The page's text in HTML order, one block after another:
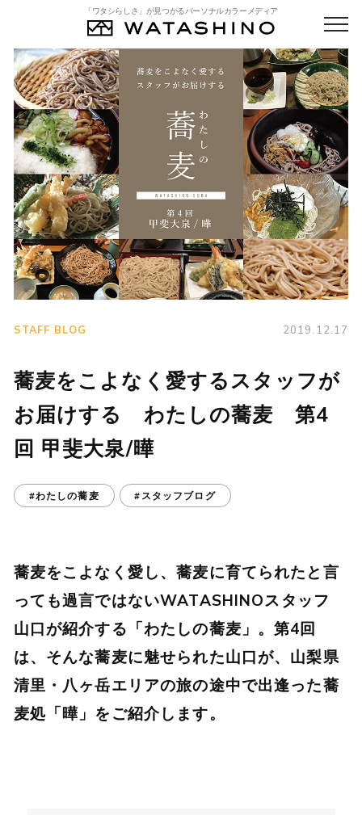
「ワタシらしさ」が見つかるパーソナルカラーメディア
STAFF BLOG 2019.12.17
蕎麦をこよなく愛するスタッフが
お届けする わたしの蕎麦 第4
回 甲斐大泉/曄
#わたしの蕎麦 #スタッフブログ
蕎麦をこよなく愛し、蕎麦に育てられたと言
っても過言ではないWATASHINOスタッフ
山口が紹介する「わたしの蕎麦」。第4回
は、そんな蕎麦に魅せられた山口が、山梨県
清里・八ヶ岳エリアの旅の途中で出逢った蕎
麦処「曄」をご紹介します。